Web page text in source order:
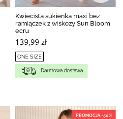
Kwiecista sukienka maxi bez
ramiączek z wiskozy Sun Bloom
ecru
139,99 zł
ONE SIZE
Darmowa dostawa
PROMOCJA -50%